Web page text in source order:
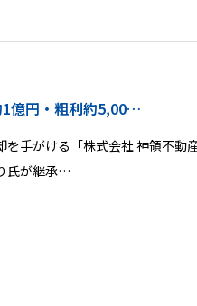
1億円・粗利約5,00…
手がける「株式会社 神領不動
氏が継承…